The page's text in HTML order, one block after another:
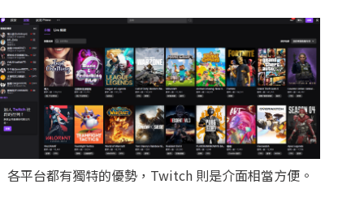
各平台都有獨特的優勢，Twitch 則是介面相當方便。